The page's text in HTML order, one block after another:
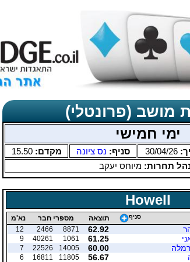
מושב (פרונטלי)
ימי חמישי
30/04/26 סניף: נס ציונה מקדם:15.50
תחרות:מיוחס יעקב
Howell
סניף תוצאה מספרי חבר
נא'מ
62.92
8871
2466
12
61.25
1061
40261
9
60.00
14005
22526
7
56.67
11805
16811
6